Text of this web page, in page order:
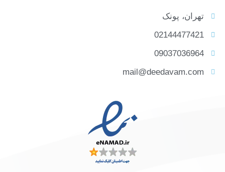
تهران، پونک
02144477421
09037036964
mail@deedavam.com